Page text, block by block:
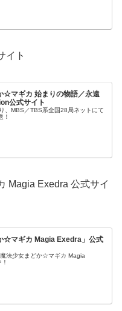
イト
☆マギカ 始まりの物語／永遠
公式サイト
、MBS／TBS系全国28局ネットにて
！
Exedra 公式サイ
☆マギカ Magia Exedra」公式
法少女まどか☆マギカ Magia